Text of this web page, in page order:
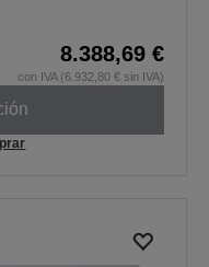
8.388,69 €
con IVA (6.932,80 € sin IVA)